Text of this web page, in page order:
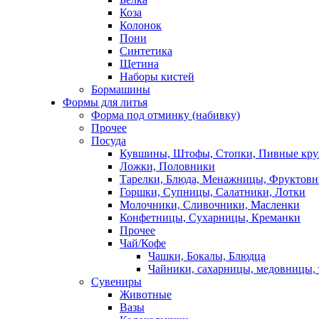
Коза
Колонок
Пони
Синтетика
Щетина
Наборы кистей
Бормашины
Формы для литья
Форма под отминку (набивку)
Прочее
Посуда
Кувшины, Штофы, Стопки, Пивные
Ложки, Половники
Тарелки, Блюда, Менажницы,
Горшки, Супницы, Салатники, Лотки
Молочники, Сливочники, Масленки
Конфетницы, Сухарницы, Креманки
Прочее
Чай/Кофе
Чашки, Бокалы, Блюдца
Чайники, сахарницы, медовницы,
Сувениры
Животные
Вазы